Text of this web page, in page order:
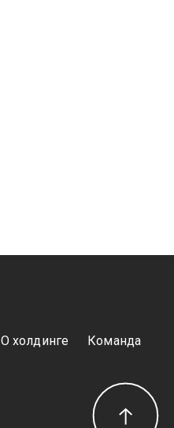
О холдинге Команда